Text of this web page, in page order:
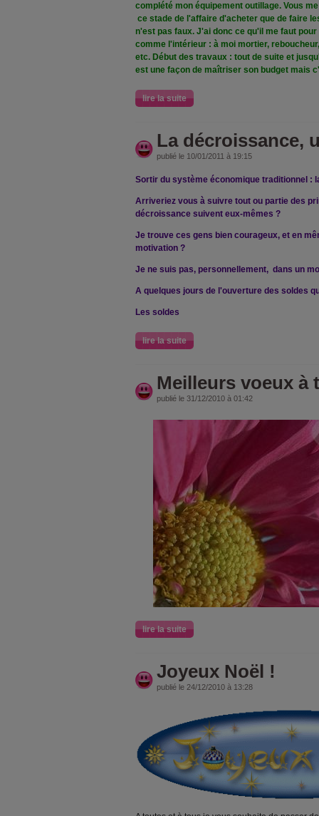
complété mon équipement outillage. Vous
ce stade de l'affaire d'acheter que de faire
n'est pas faux. J'ai donc ce qu'il me faut
comme l'intérieur : à moi mortier,
etc. Début des travaux : tout de suite et
est une façon de maîtriser son budget mais
lire la suite
La décroissance,
publié le 10/01/2011 à 19:15
Sortir du système économique traditionnel :
Arriveriez vous à suivre tout ou partie des
décroissance suivent eux-mêmes ?
Je trouve ces gens bien courageux, et en
motivation ?
Je ne suis pas, personnellement, dans un
A quelques jours de l'ouverture des soldes
Les soldes
lire la suite
Meilleurs voeux à
publié le 31/12/2010 à 01:42
lire la suite
Joyeux Noël !
publié le 24/12/2010 à 13:28